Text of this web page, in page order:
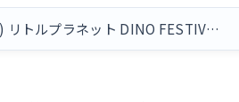
リトルプラネット DINO FESTIV…